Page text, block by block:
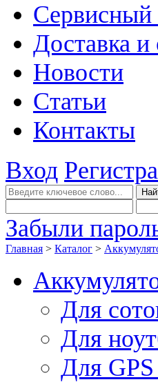
Сервисный
Доставка и
Новости
Статьи
Контакты
Вход
Забыли
Главная > Каталог >
Для
Для
Для